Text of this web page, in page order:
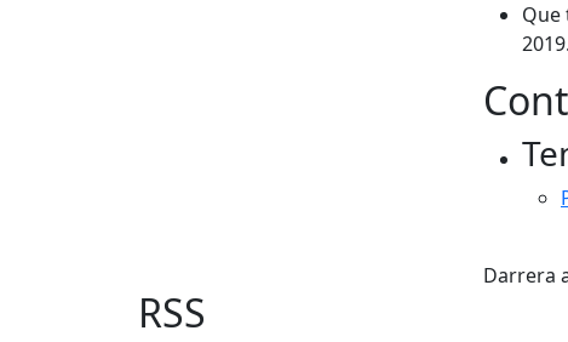
Que
2019.
Darrera
RSS